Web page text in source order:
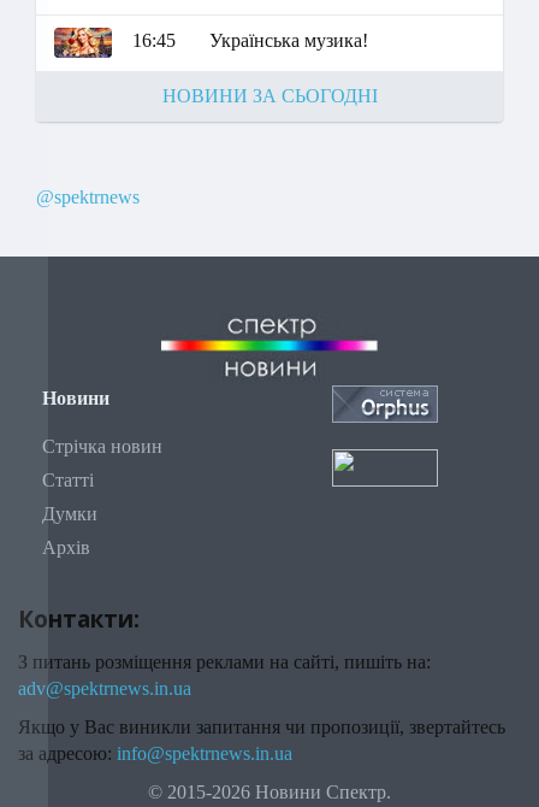
16:45 Українська музика!
НОВИНИ ЗА СЬОГОДНІ
@spektrnews
Новини
Стрічка новин
Статті
Думки
Архів
Контакти:
З питань розміщення реклами на сайті, пишіть на:
adv@spektrnews.in.ua
Якщо у Вас виникли запитання чи пропозиції, звертайтесь
за адресою: info@spektrnews.in.ua
© 2015-2026 Новини Спектр.